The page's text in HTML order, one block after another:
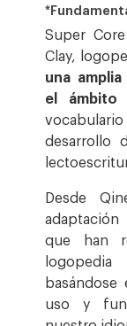
Super
Clay,
una
el ámbito
desarrollo
Desde
que han
logopedia
uso y